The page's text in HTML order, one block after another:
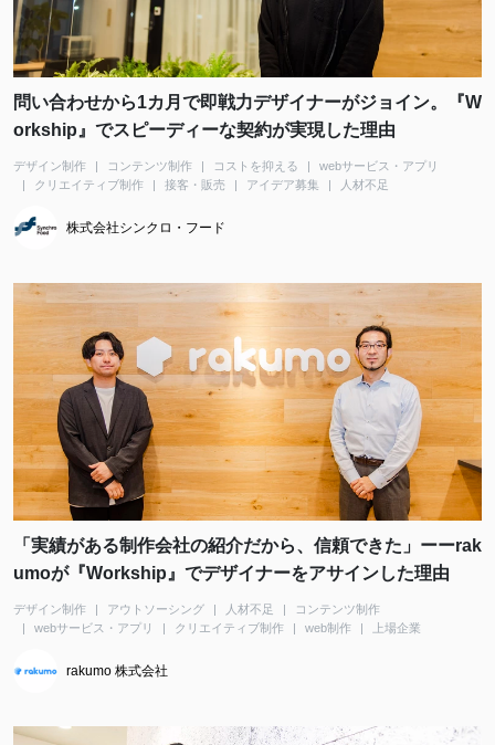
問い合わせから1カ月で即戦力デザイナーがジョイン。『W
orkship』でスピーディーな契約が実現した理由
デザイン制作 コンテンツ制作 コストを抑える
webサービス・アプリ
クリエイティブ制作
接客・販売 アイデア募集 人材不足
株式会社シンクロ・フード
「実績がある制作会社の紹介だから、信頼できた」ーーrak
umoが『Workship』でデザイナーをアサインした理由
デザイン制作 アウトソーシング 人材不足
コンテンツ制作
webサービス・アプリ
クリエイティブ制作 web制作 上場企業
rakumo 株式会社